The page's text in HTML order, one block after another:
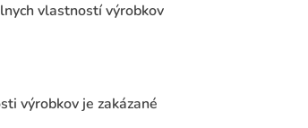
vlastností výrobkov
výrobkov je zakázané